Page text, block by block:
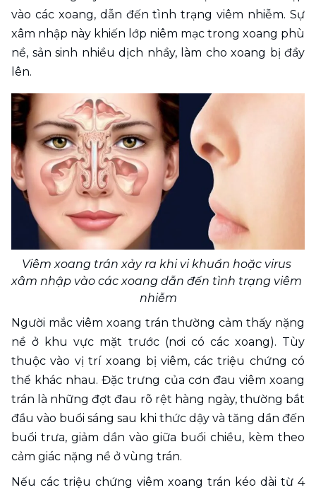
vào các xoang, dẫn đến tình trạng viêm nhiễm. Sự
xâm nhập này khiến lớp niêm mạc trong xoang phù
nề, sản sinh nhiều dịch nhầy, làm cho xoang bị đầy
lên.
Viêm xoang trán xảy ra khi vi khuẩn hoặc virus
xâm nhập vào các xoang dẫn đến tình trạng viêm
nhiễm
Người mắc viêm xoang trán thường cảm thấy nặng
nề ở khu vực mặt trước (nơi có các xoang). Tùy
thuộc vào vị trí xoang bị viêm, các triệu chứng có
thể khác nhau. Đặc trưng của cơn đau viêm xoang
trán là những đợt đau rõ rệt hàng ngày, thường bắt
đầu vào buổi sáng sau khi thức dậy và tăng dần đến
buổi trưa, giảm dần vào giữa buổi chiều, kèm theo
cảm giác nặng nề ở vùng trán.
Nếu các triệu chứng viêm xoang trán kéo dài từ 4